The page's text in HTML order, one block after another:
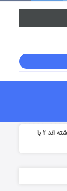
دانلود فیلم زن ها فرشته اند ۲ با